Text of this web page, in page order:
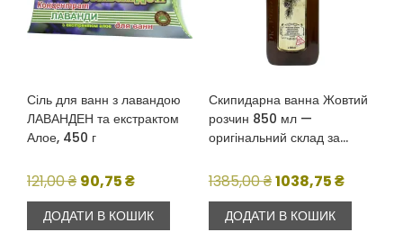
Сіль для ванн з лавандою
ЛАВАНДЕН та екстрактом
Алое, 450 г
121,00₴ Оригінальна
ціна:
121,00 ₴.
90,75₴Поточна
ціна:
90,75 ₴.
ДОДАТИ В КОШИК
Скипидарна ванна Жовтий
розчин 850 мл —
оригінальний склад за
1385,00₴Оригінальна
ціна:
1385,00 ₴.
1038,75₴Поточна
ціна:
ДОДАТИ В КОШИК